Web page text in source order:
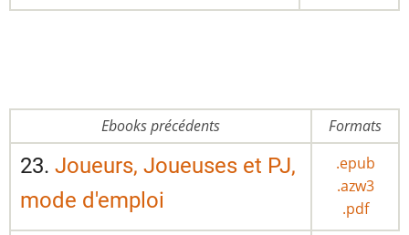
Ebooks précédents Formats
23. Joueurs, Joueuses et PJ,
mode d'emploi
.epub
.azw3
.pdf